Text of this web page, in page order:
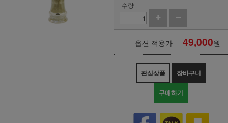
수량
옵션 적용가 49,000원
관심상품 장바구니
구매하기